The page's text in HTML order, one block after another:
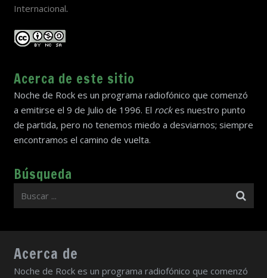
Internacional.
Acerca de este sitio
Noche de Rock es un programa radiofónico que comenzó
a emitirse el 9 de Julio de 1996. El rockes nuestro punto
de partida, pero no tenemos miedo a desviarnos; siempre
encontramos el camino de vuelta.
Búsqueda
Acerca de
Noche de Rock es un programa radiofónico que comenzó